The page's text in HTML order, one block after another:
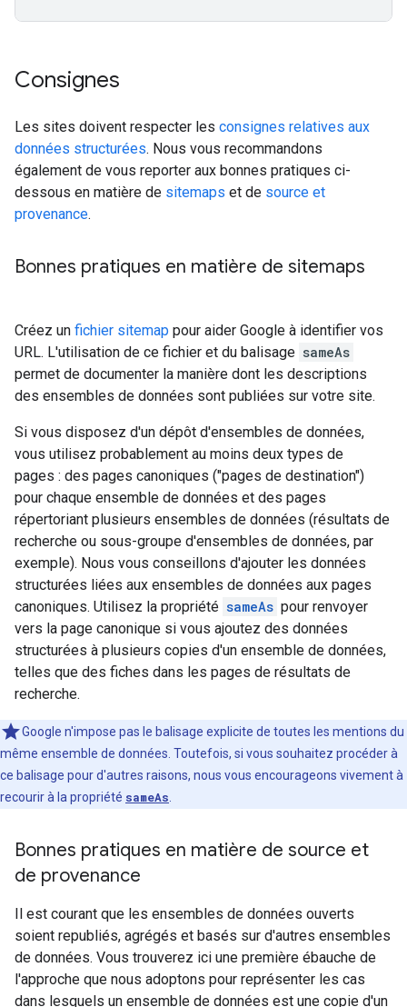
Consignes
Les sites doivent respecter les consignes relatives aux
données structurées. Nous vous recommandons
également de vous reporter aux bonnes pratiques ci-
dessous en matière de sitemaps et de source et
provenance.
Bonnes pratiques en matière de sitemaps
Créez un fichier sitemap pour aider Google à identifier vos
URL. L'utilisation de ce fichier et du balisage sameAs
permet de documenter la manière dont les descriptions
des ensembles de données sont publiées sur votre site.
Si vous disposez d'un dépôt d'ensembles de données,
vous utilisez probablement au moins deux types de
pages : des pages canoniques ("pages de destination")
pour chaque ensemble de données et des pages
répertoriant plusieurs ensembles de données (résultats de
recherche ou sous-groupe d'ensembles de données, par
exemple). Nous vous conseillons d'ajouter les données
structurées liées aux ensembles de données aux pages
canoniques. Utilisez la propriété sameAs pour renvoyer
vers la page canonique si vous ajoutez des données
structurées à plusieurs copies d'un ensemble de données,
telles que des fiches dans les pages de résultats de
recherche.
Google n'impose pas le balisage explicite de toutes les mentions du
même ensemble de données. Toutefois, si vous souhaitez procéder à
ce balisage pour d'autres raisons, nous vous encourageons vivement à
recourir à la propriété sameAs
Bonnes pratiques en matière de source et
de provenance
Il est courant que les ensembles de données ouverts
soient republiés, agrégés et basés sur d'autres ensembles
de données. Vous trouverez ici une première ébauche de
l'approche que nous adoptons pour représenter les cas
dans lesquels un ensemble de données est une copie d'un